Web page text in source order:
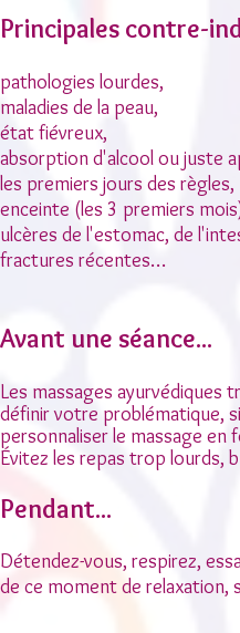
Principales contre-
pathologies lourdes,
maladies de la peau,
état fiévreux,
absorption d'alcool ou juste
les premiers jours des règles,
enceinte (les 3 premiers
ulcères de l'estomac, de
fractures récentes…
Avant une séance...
Les massages
définir votre problématique,
personnaliser le massage
Évitez les repas trop lourds,
Pendant...
Détendez-vous, respirez,
de ce moment de relaxation,